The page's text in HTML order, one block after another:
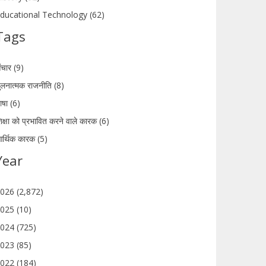
Technology (62)
(9)
राजनीति (8)
(6)
को प्रभावित करने वाले कारक (6)
कारक (5)
(2,872)
(10)
(725)
(85)
(184)